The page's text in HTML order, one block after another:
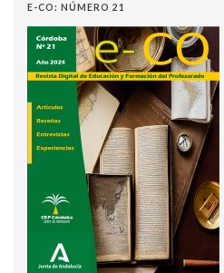
E-CO: NÚMERO 21